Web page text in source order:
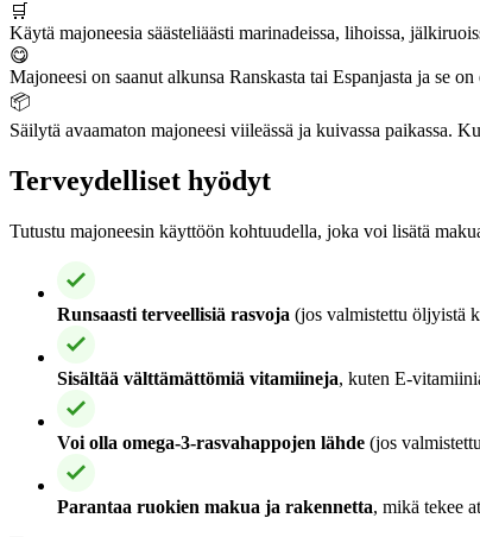
🛒
Käytä majoneesia säästeliäästi marinadeissa, lihoissa,
😋
Majoneesi on saanut alkunsa Ranskasta tai Espanjasta ja se
📦
Säilytä avaamaton majoneesi viileässä ja kuivassa paikassa.
Terveydelliset hyödyt
Tutustu majoneesin käyttöön kohtuudella, joka voi lisätä
Runsaasti terveellisiä rasvoja (jos valmistettu öljyistä
Sisältää välttämättömiä vitamiineja, kuten E-
Voi olla omega-3-rasvahappojen lähde (jos
Parantaa ruokien makua ja rakennetta, mikä tekee